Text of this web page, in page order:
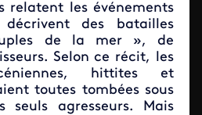
relatent les événements
des batailles
de la mer », de
Selon ce récit, les
hittites et
toutes tombées sous
seuls agresseurs. Mais